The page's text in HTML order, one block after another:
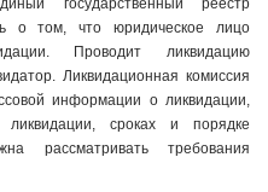
государственный реестр
о том, что юридическое лицо
Проводит ликвидацию
Ликвидационная комиссия
информации о ликвидации,
сроках и порядке
рассматривать требования